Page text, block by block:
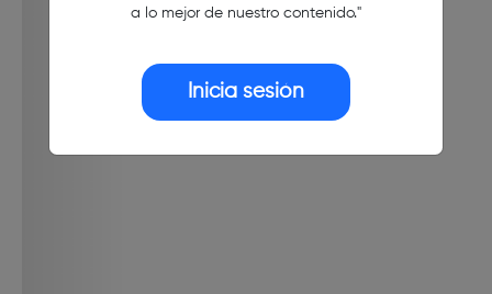
a lo mejor de nuestro contenido."
Inicia sesión